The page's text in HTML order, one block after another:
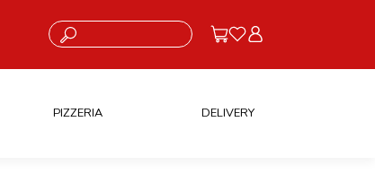
Cosa stai cercando?
PIZZERIA DELIVERY